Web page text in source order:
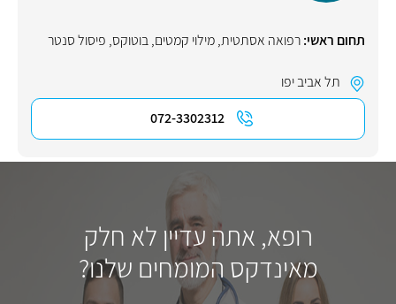
תחום ראשי:רפואה אסתטית,מילוי קמטים,בוטוקס, פיסול סנטר
תל אביב יפו
072-3302312
רופא, אתה עדיין לא חלק
מאינדקס המומחים שלנו?